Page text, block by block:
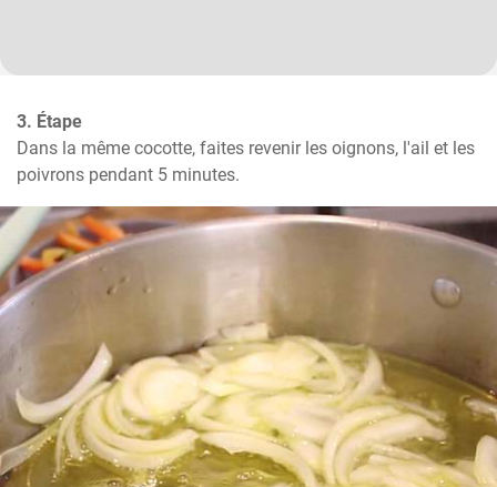
3. Étape
Dans la même cocotte, faites revenir les oignons, l'ail et les
poivrons pendant 5 minutes.